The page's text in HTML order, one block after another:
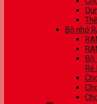
Bộ nhớ
Bộ
Rẻ